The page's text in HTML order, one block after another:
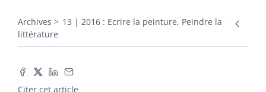
Archives
13 | 2016 : Ecrire la peinture, Peindre la
littérature
Citer cet article